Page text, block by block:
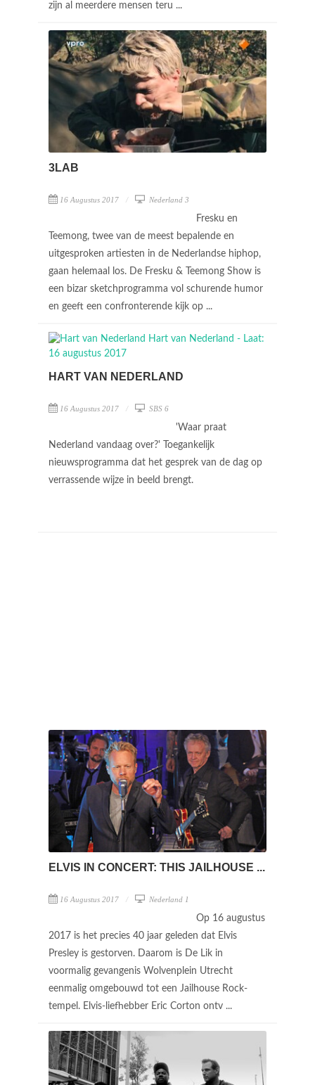
zijn al meerdere mensen teru ...
3LAB
16 Augustus 2017 Nederland 3
Fresku en
Teemong, twee van de meest bepalende en
uitgesproken artiesten in de Nederlandse hiphop,
gaan helemaal los. De Fresku & Teemong Show is
een bizar sketchprogramma vol schurende humor
en geeft een confronterende kijk op ...
HART VAN NEDERLAND
16 Augustus 2017 SBS 6
'Waar praat
Nederland vandaag over?' Toegankelijk
nieuwsprogramma dat het gesprek van de dag op
verrassende wijze in beeld brengt.
ELVIS IN CONCERT: THIS JAILHOUSE ...
16 Augustus 2017 Nederland 1
Op 16 augustus
2017 is het precies 40 jaar geleden dat Elvis
Presley is gestorven. Daarom is De Lik in
voormalig gevangenis Wolvenplein Utrecht
eenmalig omgebouwd tot een Jailhouse Rock-
tempel. Elvis-liefhebber Eric Corton ontv ...